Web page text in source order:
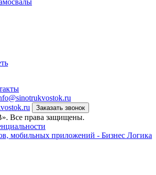
Заказать звонок
Все права защищены.